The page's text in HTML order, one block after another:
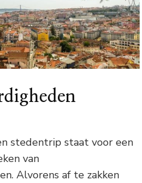
stedentrip staat voor een
van
Alvorens af te zakken